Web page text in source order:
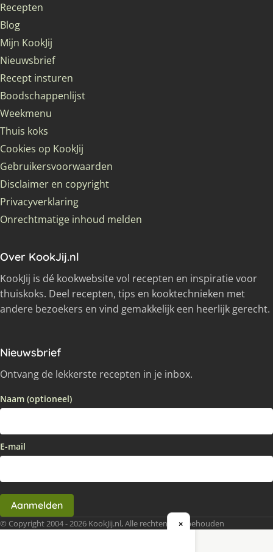
Recepten
Blog
Mijn KookJij
Nieuwsbrief
Recept insturen
Boodschappenlijst
Weekmenu
Thuis koks
Cookies op KookJij
Gebruikersvoorwaarden
Disclaimer en copyright
Privacyverklaring
Onrechtmatige inhoud melden
Over KookJij.nl
KookJij is dé kookwebsite vol recepten en inspiratie voor
thuiskoks. Deel recepten, tips en kooktechnieken met
andere bezoekers en vind gemakkelijk een heerlijk gerecht.
Nieuwsbrief
Ontvang de lekkerste recepten in je inbox.
Naam (optioneel)
E-mail
Aanmelden
© Copyright 2004 - 2026 KookJij.nl, Alle rechten voorbehouden
×